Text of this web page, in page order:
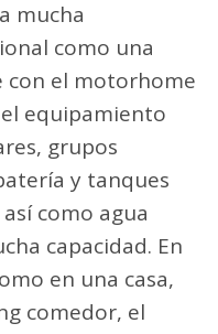
un
antes de
que la estructura
como regla
mucha
como una
con el motorhome
equipamiento